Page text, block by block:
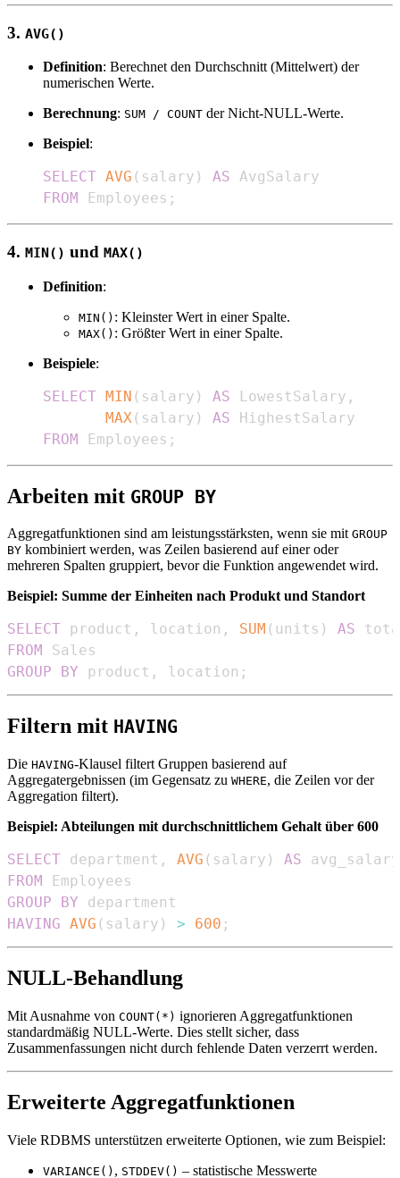
3. AVG()
Definition: Berechnet den Durchschnitt (Mittelwert) der
numerischen Werte.
Berechnung: SUM / COUNT der Nicht-NULL-Werte.
Beispiel:
SELECT AVG ( salary ) AS
FROM
Employees ;
4. MIN() und MAX()
Definition:
MIN() : Kleinster Wert in einer Spalte.
MAX() : Größter Wert in einer Spalte.
Beispiele:
SELECT MIN ( salary ) AS LowestSalary ,
MAX ( salary ) AS
FROM Employees ;
Arbeiten mit GROUP BY
Aggregatfunktionen sind am leistungsstärksten, wenn sie mit GROUP
BY kombiniert werden, was Zeilen basierend auf einer oder
mehreren Spalten gruppiert, bevor die Funktion angewendet wird.
Beispiel: Summe der Einheiten nach Produkt und Standort
SELECT product , location , SUM ( units )
AS
FROM
GROUP
BY product , location ;
Filtern mit HAVING
Die HAVING-Klausel filtert Gruppen basierend auf
Aggregatergebnissen (im Gegensatz zu WHERE, die Zeilen vor der
Aggregation filtert).
Beispiel: Abteilungen mit durchschnittlichem Gehalt über 600
SELECT department , AVG ( salary )
AS
FROM
GROUP
BY
HAVING AVG ( salary ) > 600 ;
NULL-Behandlung
Mit Ausnahme von COUNT(*) ignorieren Aggregatfunktionen
standardmäßig NULL-Werte. Dies stellt sicher, dass
Zusammenfassungen nicht durch fehlende Daten verzerrt werden.
Erweiterte Aggregatfunktionen
Viele RDBMS unterstützen erweiterte Optionen, wie zum Beispiel:
VARIANCE() , STDDEV() – statistische Messwerte